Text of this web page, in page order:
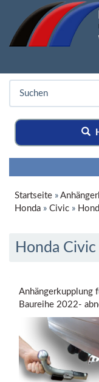
Startseite »
Honda » Civic »
Honda
Anhängerkupplung
Baureihe 2022-